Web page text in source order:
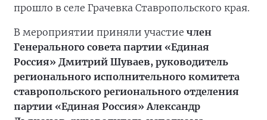
прошло в селе Грачевка Ставропольского края.
В мероприятии приняли участие член
Генерального совета партии «Единая
Россия» Дмитрий Шуваев, руководитель
регионального исполнительного комитета
ставропольского регионального отделения
партии «Единая Россия» Александр